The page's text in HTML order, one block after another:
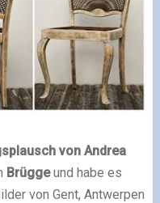
von Andrea
Brüggeund habe es
von Gent, Antwerpen